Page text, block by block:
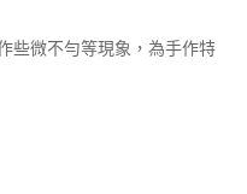
些微不勻等現象，為手作特